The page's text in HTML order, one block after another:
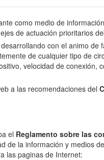
como medio de
de actuación prioritarios
con el animo
de cualquier tipo de
velocidad de
a las recomendaciones del
el Reglamento sobre las
de la información y medios
las paginas de Internet: